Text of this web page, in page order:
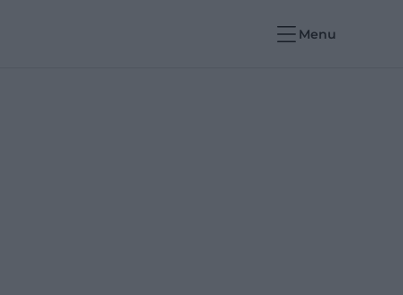
Menu